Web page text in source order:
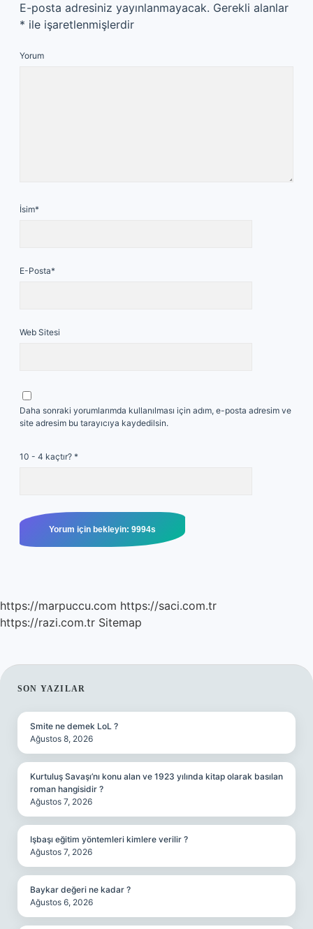
E-posta adresiniz yayınlanmayacak. Gerekli alanlar
* ile işaretlenmişlerdir
Yorum
İsim*
E-Posta*
Web Sitesi
Daha sonraki yorumlarımda kullanılması için adım, e-posta adresim ve
site adresim bu tarayıcıya kaydedilsin.
10 - 4 kaçtır? *
https://marpuccu.com https://saci.com.tr
https://razi.com.tr Sitemap
SIDEBAR
SON YAZILAR
Smite ne demek LoL ?
Ağustos 8, 2026
Kurtuluş Savaşı’nı konu alan ve 1923 yılında kitap olarak basılan
roman hangisidir ?
Ağustos 7, 2026
Işbaşı eğitim yöntemleri kimlere verilir ?
Ağustos 7, 2026
Baykar değeri ne kadar ?
Ağustos 6, 2026